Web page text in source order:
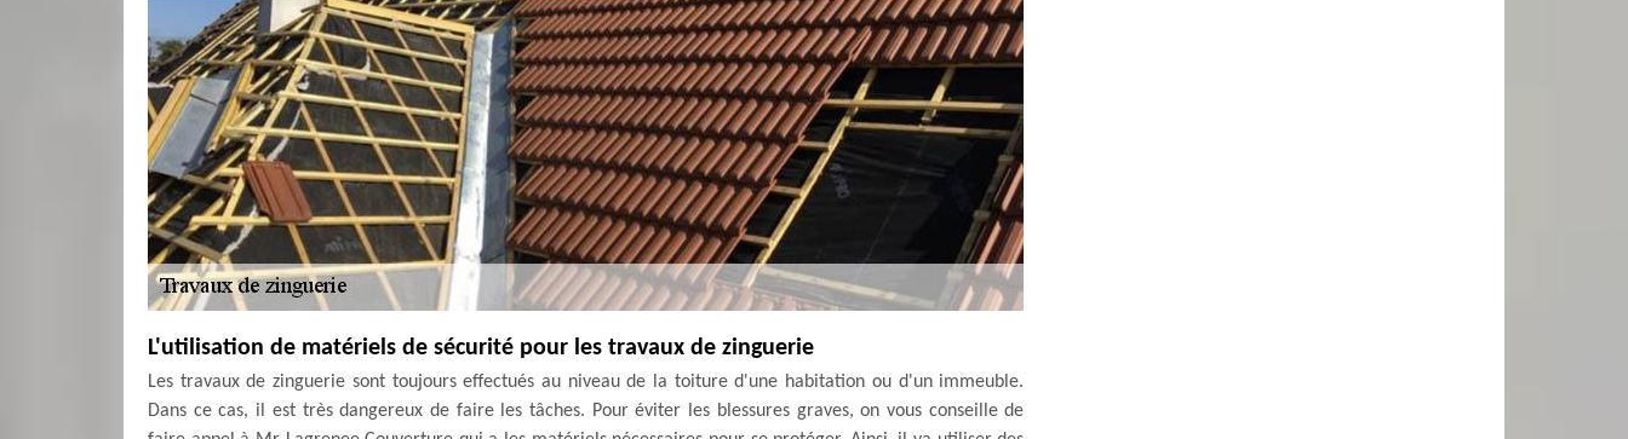
L'utilisation de matériels de sécurité pour les travaux de zinguerie
Les travaux de zinguerie sont toujours effectués au niveau de la toiture d'une habitation ou d'un immeuble.
Dans ce cas, il est très dangereux de faire les tâches. Pour éviter les blessures graves, on vous conseille de